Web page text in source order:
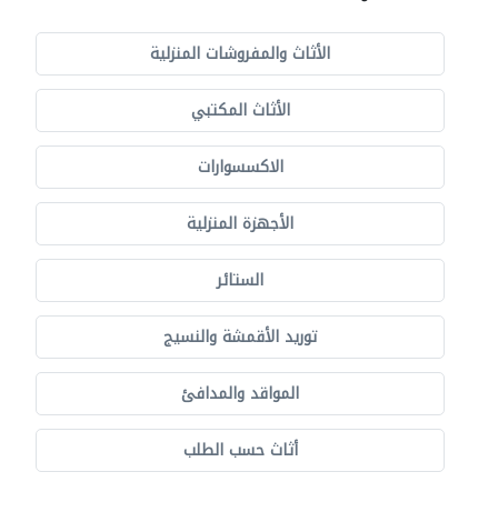
الأثاث والمفروشات المنزلية
الأثاث المكتبي
الاكسسوارات
الأجهزة المنزلية
الستائر
توريد الأقمشة والنسيج
المواقد والمدافئ
أثاث حسب الطلب